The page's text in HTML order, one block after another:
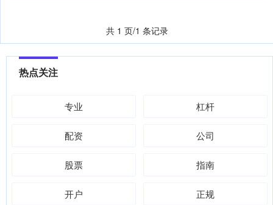
共 1 页/1 条记录
热点关注
专业 杠杆
配资 公司
股票 指南
开户 正规